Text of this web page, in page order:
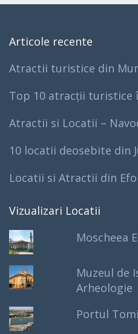
Articole recente
Atractii turistice din
Top 10 atracții turistice
Atractii si Locatii –
10 locatii deosebite din
Locatii si Atractii din
Vizualizari Locatii
Moscheea
Muzeul de
Arheologie
Portul